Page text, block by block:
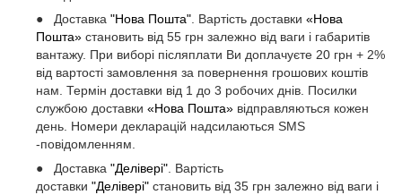
● Доставка "Нова Пошта" . Вартість доставки «Нова
Пошта» становить від 55 грн залежно від ваги і габаритів
вантажу. При виборі післяплати Ви доплачуєте 20 грн + 2%
від вартості замовлення за повернення грошових коштів
нам. Термін доставки від 1 до 3 робочих днів. Посилки
службою доставки «Нова Пошта» відправляються кожен
день. Номери декларацій надсилаються SMS
-повідомленням.
● Доставка "Делівері" . Вартість
доставки "Делівері" становить від 35 грн залежно від ваги і